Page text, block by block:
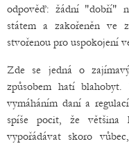
odpověď: žádní "dobří"
státem a zakořeněn
stvořenou pro uspokojení
Zde se jedná o
způsobem hatí
vymáháním daní a
spíše pocit, že většina
vypořádávat skoro